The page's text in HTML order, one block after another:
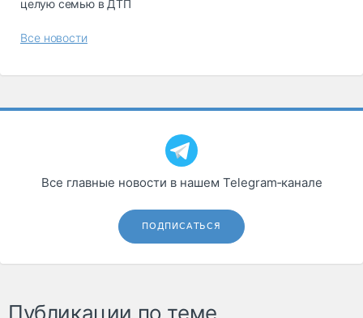
целую семью в ДТП
Все новости
Все главные новости в нашем Telegram‑канале
ПОДПИСАТЬСЯ
Публикации по теме